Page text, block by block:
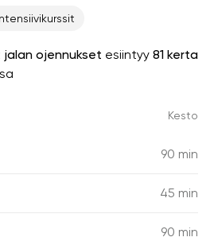
ojennukset esiintyy 81 kerta
Kesto
90 min
45 min
90 min